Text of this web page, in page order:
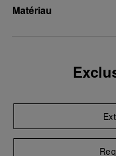
Matériau